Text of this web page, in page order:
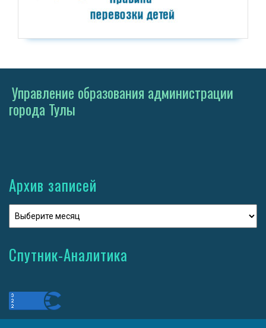
Управление образования администрации
города Тулы
Архив записей
Спутник-Аналитика